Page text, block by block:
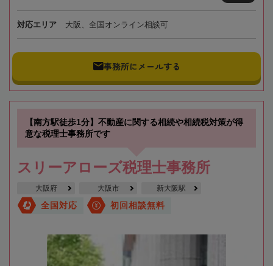
対応エリア 大阪、全国オンライン相談可
事務所にメールする
【南方駅徒歩1分】不動産に関する相続や相続税対策が得
意な税理士事務所です
スリーアローズ税理士事務所
大阪府 大阪市 新大阪駅
全国対応 初回相談無料